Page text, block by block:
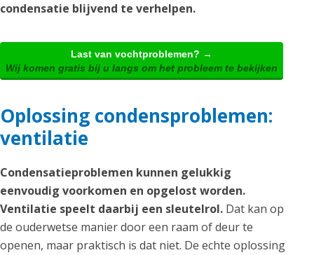
condensatie blijvend te verhelpen.
Last van vochtproblemen? →
Wij komen gratis bij u langs om het probleem te bekijken
Oplossing condensproblemen:
ventilatie
Condensatieproblemen kunnen gelukkig
eenvoudig voorkomen en opgelost worden.
Ventilatie speelt daarbij een sleutelrol. Dat kan op
de ouderwetse manier door een raam of deur te
openen, maar praktisch is dat niet. De echte oplossing